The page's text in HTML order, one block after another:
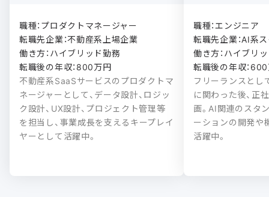
職種：プロダクトマネージャー
転職先企業：不動産系上場企業
働き方：ハイブリッド勤務
転職後の年収：800万円
不動産系SaaSサービスのプロダクトマ
ネージャーとして、データ設計、ロジッ
ク設計、UX設計、プロジェクト管理等
を担当し、事業成長を支えるキープレイ
ヤーとして活躍中。
職種：エンジニア
転職先企業：AI系
働き方：ハイブリッ
転職後の年収：
フリーランスとし
に関わった後、正
画。AI関連のスタ
ーションの開発や
活躍中。